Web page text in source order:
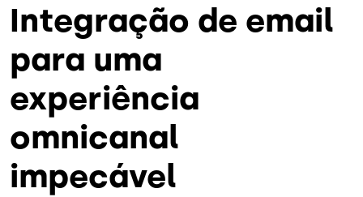
Integração de email
para uma
experiência
omnicanal
impecável